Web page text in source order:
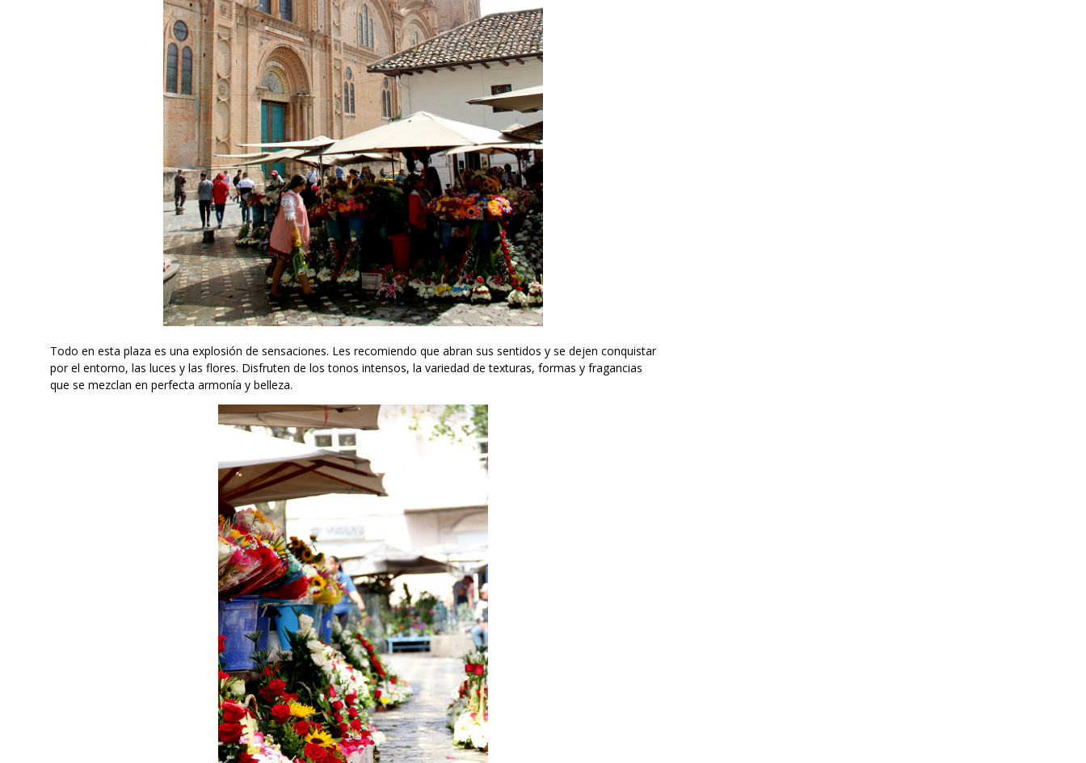
Todo en esta plaza es una explosión de sensaciones. Les recomiendo que abran sus sentidos y se dejen conquistar
por el entorno, las luces y las flores. Disfruten de los tonos intensos, la variedad de texturas, formas y fragancias
que se mezclan en perfecta armonía y belleza.